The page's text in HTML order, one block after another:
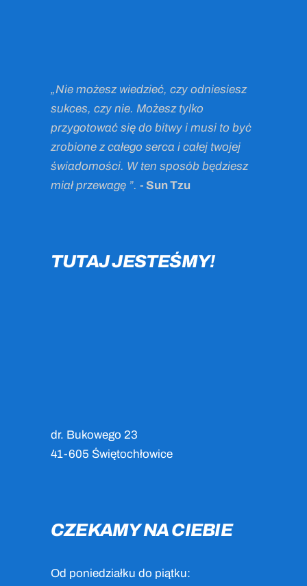
„Nie możesz wiedzieć, czy odniesiesz
sukces, czy nie. Możesz tylko
przygotować się do bitwy i musi to być
zrobione z całego serca i całej twojej
świadomości. W ten sposób będziesz
miał przewagę ”. - Sun Tzu
TUTAJ JESTEŚMY!
dr. Bukowego 23
41-605 Świętochłowice
CZEKAMY NA CIEBIE
Od poniedziałku do piątku: